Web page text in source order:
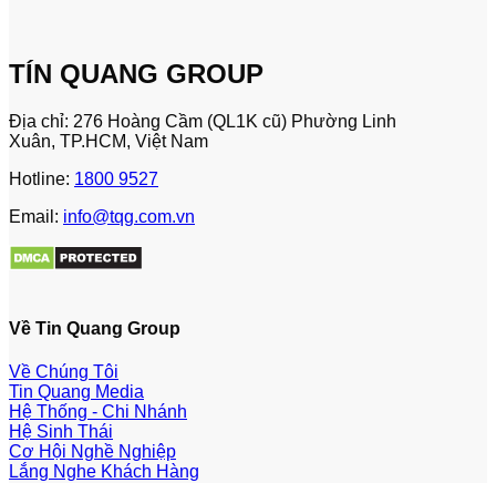
TÍN QUANG GROUP
Địa chỉ: 276 Hoàng Cầm (QL1K cũ) Phường Linh
Xuân, TP.HCM, Việt Nam
Hotline: 1800 9527
Email: info@tqg.com.vn
Về Tin Quang Group
Về Chúng Tôi
Tin Quang Media
Hệ Thống - Chi Nhánh
Hệ Sinh Thái
Cơ Hội Nghề Nghiệp
Lắng Nghe Khách Hàng